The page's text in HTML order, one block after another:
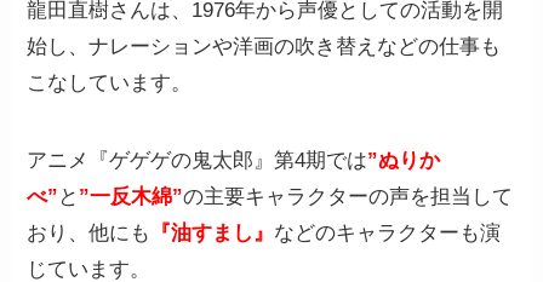
龍田直樹さんは、1976年から声優としての活動を開
始し、ナレーションや洋画の吹き替えなどの仕事も
こなしています。
アニメ『ゲゲゲの鬼太郎』第4期では”ぬりか
べ” と ”一反木綿”の主要キャラクターの声を担当して
おり、他にも
『油すまし』 などのキャラクターも演
じています。